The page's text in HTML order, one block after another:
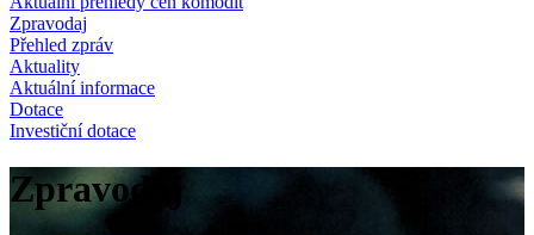
Zpravodaj
Přehled zpráv
Aktuality
Aktuální informace
Dotace
Investiční dotace
Zpravodaj